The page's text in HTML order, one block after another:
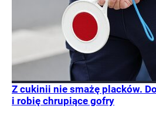
Z cukinii nie smażę placków.
i robię chrupiące gofry